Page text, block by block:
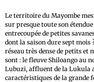
Le territoire du Mayombe
sur presque toute son
entrecoupée de petites
dont la saison dure sept mois
réseau très dense de petits et
sont : le fleuve Shiloango au
Lubuzi, affluent de la Lukula
caractéristiques de la grande